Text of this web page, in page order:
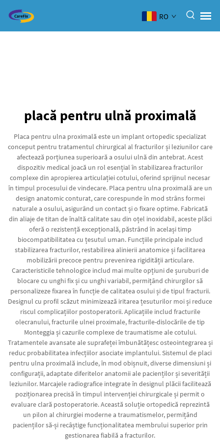
RO
placă pentru ulnă proximală
Placa pentru ulna proximală este un implant ortopedic specializat
conceput pentru tratamentul chirurgical al fracturilor și leziunilor care
afectează porțiunea superioară a osului ulnă din antebrat. Acest
dispozitiv medical joacă un rol esențial în stabilizarea fracturilor
complexe din apropierea articulației cotului, oferind sprijinul necesar
în timpul procesului de vindecare. Placa pentru ulna proximală are un
design anatomic conturat, care corespunde în mod strâns formei
naturale a osului, asigurând un contact și o fixare optime. Fabricată
din aliaje de titan de înaltă calitate sau din oțel inoxidabil, aceste plăci
oferă o rezistență excepțională, păstrând în același timp
biocompatibilitatea cu țesutul uman. Funcțiile principale includ
stabilizarea fracturilor, restabilirea alinierii anatomice și facilitarea
mobilizării precoce pentru prevenirea rigidității articulare.
Caracteristicile tehnologice includ mai multe opțiuni de șuruburi de
blocare cu unghi fix și cu unghi variabil, permițând chirurgilor să
personalizeze fixarea în funcție de calitatea osului și de tipul fracturii.
Designul cu profil scăzut minimizează iritarea țesuturilor moi și reduce
riscul complicațiilor postoperatorii. Aplicațiile includ fracturile
olecranului, fracturile ulnei proximale, fracturile-dislocările de tip
Monteggia și cazurile complexe de traumatisme ale cotului.
Tratamentele avansate ale suprafeței îmbunătățesc osteointegrarea și
reduc probabilitatea infecțiilor asociate implantului. Sistemul de placi
pentru ulna proximală include, în mod obișnuit, diverse dimensiuni și
configurații, adaptate diferitelor anatomii ale pacienților și severității
leziunilor. Marcajele radiografice integrate în designul plăcii facilitează
poziționarea precisă în timpul intervenției chirurgicale și permit o
evaluare clară postoperatorie. Această soluție ortopedică reprezintă
un pilon al chirurgiei moderne a traumatismelor, permițând
pacienților să-și recâștige funcționalitatea membrului superior prin
gestionarea fiabilă a fracturilor.